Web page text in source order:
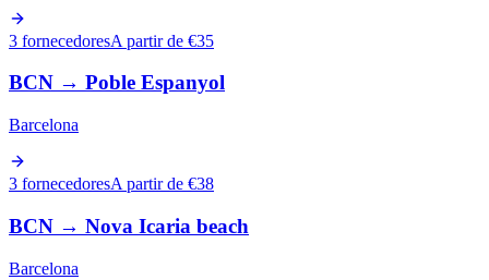
3 fornecedoresA partir de €35
BCN → Poble Espanyol
Barcelona
3 fornecedoresA partir de €38
BCN → Nova Icaria beach
Barcelona